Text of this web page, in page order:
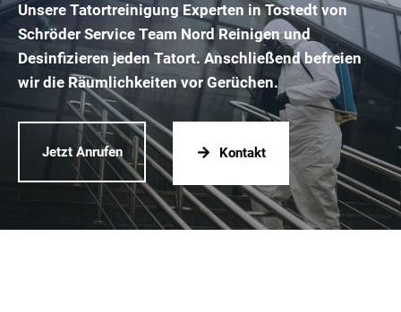
Unsere Tatortreinigung Experten in Tostedt von
Schröder Service Team Nord Reinigen und
Desinfizieren jeden Tatort. Anschließend befreien
wir die Räumlichkeiten vor Gerüchen.
Jetzt Anrufen Kontakt